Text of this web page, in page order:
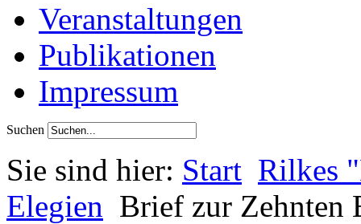
Veranstaltungen
Publikationen
Impressum
Suchen
Sie sind hier: Start Rilkes
Elegien Brief zur Zehnten